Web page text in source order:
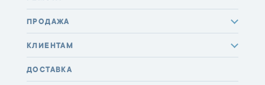
ПРОДАЖА
КЛИЕНТАМ
ДОСТАВКА